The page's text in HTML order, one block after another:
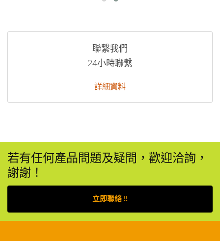
聯繫我們
24小時聯繫
詳細資料
若有任何產品問題及疑問，歡迎洽詢，
謝謝！
立即聯絡 !!